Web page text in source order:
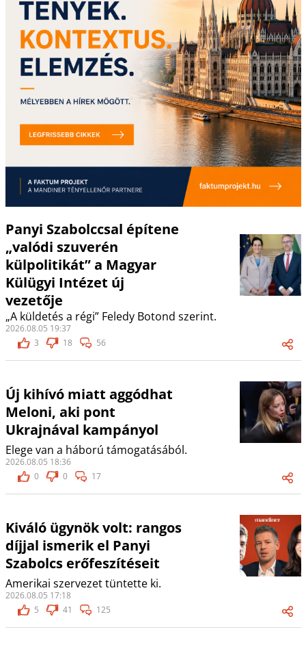
Panyi Szabolccsal építene
„valódi szuverén
külpolitikát” a Magyar
Külügyi Intézet új
vezetője
„A küldetés a régi” Feledy Botond szerint.
2026.08.05 19:37
3
18 56
Új kihívó miatt aggódhat
Meloni, aki pont
Ukrajnával kampányol
Elege van a háború támogatásából.
2026.08.05 18:36
0
0 17
Kiváló ügynök volt: rangos
díjjal ismerik el Panyi
Szabolcs erőfeszítéseit
Amerikai szervezet tüntette ki.
2026.08.05 17:18
5
41 125